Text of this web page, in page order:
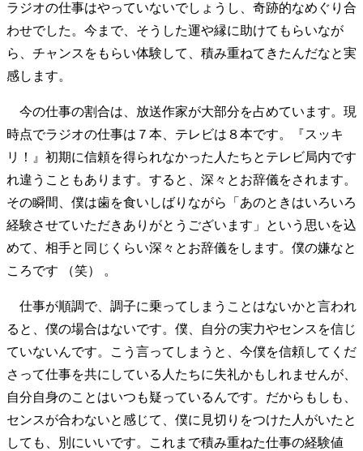
ラジオの仕事はやっていないでしょうし、奇跡的なめぐり合
わせでした。今まで、そうした運や縁に助けてもらいなが
ら、チャンスをもらい体験して、積み重ねてきたんだなと実
感します。
今の仕事の割合は、放送作家が大部分を占めています。現
時点でラジオの仕事は７本、テレビは８本です。『スッキ
リ！』初期に信頼を得られなかった人たちとテレビ局内です
れ違うこともあります。すると、深々とお辞儀をされます。
その瞬間、僕は歯を食いしばりながら「あのときはいろいろ
経験させていただきありがとうございます」という思いを込
めて、相手と同じくらい深々とお辞儀をします。僕の嫌なと
ころです （笑） 。
仕事が順調で、調子に乗ってしまうことはないかと言われ
ると、僕の場合はないです。僕、自分の実力やセンスを信じ
ていないんです。こう言ってしまうと、今僕を信頼してくだ
さって仕事を共にしている人たちに失礼かもしれませんが、
自分自身のことはいつも疑っているんです。だからもしも、
センスが合わないと感じて、僕に見切りをつけた人がいたと
しても、別にいいです。これまで積み重ねた仕事の経験値